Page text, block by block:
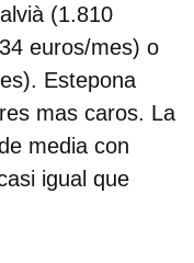
(1.810
euros/mes) o
Estepona
mas caros. La
media con
igual que